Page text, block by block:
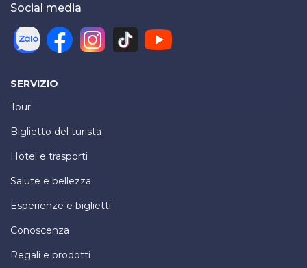
Social media
SERVIZIO
Tour
Biglietto del turista
Hotel e trasporti
Salute e bellezza
Esperienze e biglietti
Conoscenza
Regali e prodotti